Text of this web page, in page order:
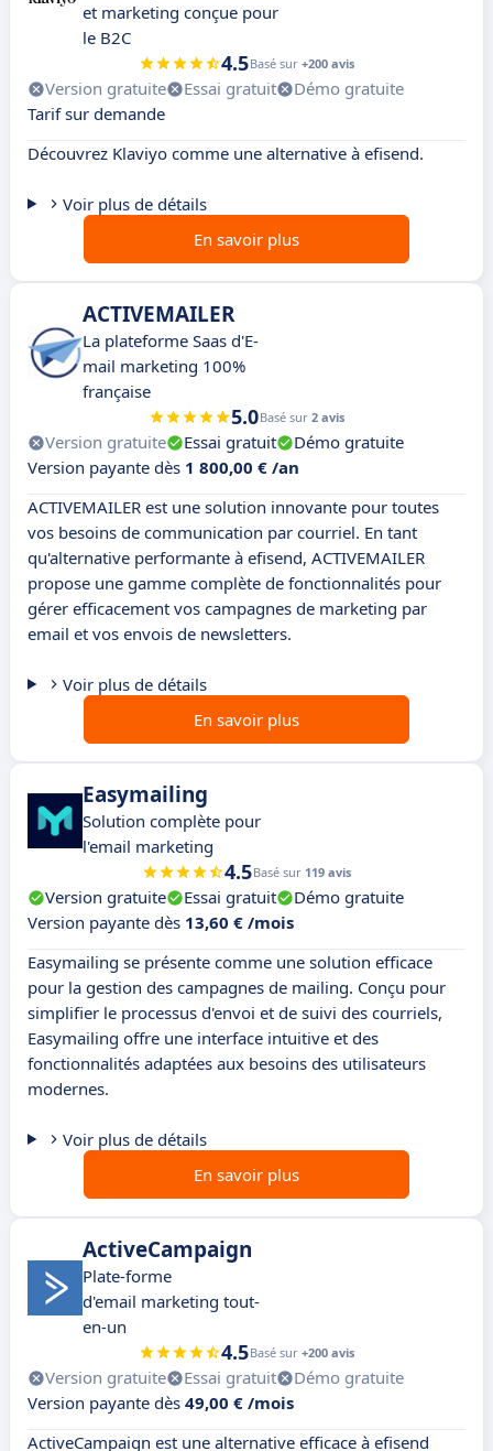
et marketing conçue pour
le B2C
4.5Basé sur +200 avis
Version gratuite Essai gratuit
Démo gratuite
Tarif sur demande
Découvrez Klaviyo comme une alternative à efisend.
Voir plus de détails
En savoir plus
ACTIVEMAILER
La plateforme Saas d'E-
mail marketing 100%
française
5.0Basé sur 2 avis
Version gratuite Essai gratuit
Démo gratuite
Version payante dès 1 800,00 € /an
ACTIVEMAILER est une solution innovante pour toutes
vos besoins de communication par courriel. En tant
qu'alternative performante à efisend, ACTIVEMAILER
propose une gamme complète de fonctionnalités pour
gérer efficacement vos campagnes de marketing par
email et vos envois de newsletters.
Voir plus de détails
En savoir plus
Easymailing
Solution complète pour
l'email marketing
4.5Basé sur 119 avis
Version gratuite Essai gratuit
Démo gratuite
Version payante dès 13,60 € /mois
Easymailing se présente comme une solution efficace
pour la gestion des campagnes de mailing. Conçu pour
simplifier le processus d'envoi et de suivi des courriels,
Easymailing offre une interface intuitive et des
fonctionnalités adaptées aux besoins des utilisateurs
modernes.
Voir plus de détails
En savoir plus
ActiveCampaign
Plate-forme
d'email marketing tout-
en-un
4.5Basé sur +200 avis
Version gratuite Essai gratuit
Démo gratuite
Version payante dès 49,00 € /mois
ActiveCampaign est une alternative efficace à efisend